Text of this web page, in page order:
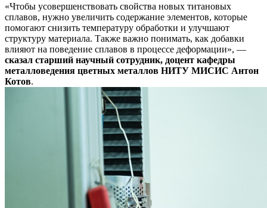
«Чтобы усовершенствовать свойства новых титановых
сплавов, нужно увеличить содержание элементов, которые
помогают снизить температуру обработки и улучшают
структуру материала. Также важно понимать, как добавки
влияют на поведение сплавов в процессе деформации», —
сказал старший научный сотрудник, доцент кафедры
металловедения цветных металлов НИТУ МИСИС Антон
Котов.